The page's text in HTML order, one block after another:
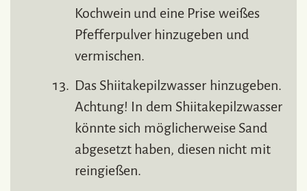
Kochwein und eine Prise weißes
Pfefferpulver hinzugeben und
vermischen.
Das Shiitakepilzwasser hinzugeben.
Achtung! In dem Shiitakepilzwasser
könnte sich möglicherweise Sand
abgesetzt haben, diesen nicht mit
reingießen.